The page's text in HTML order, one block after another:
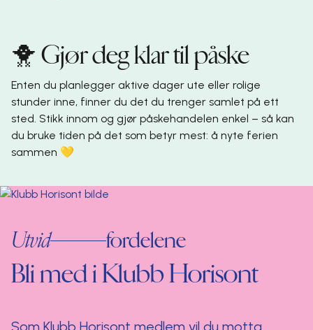
🐥 Gjør deg klar til påske
Enten du planlegger aktive dager ute eller rolige
stunder inne, finner du det du trenger samlet på ett
sted. Stikk innom og gjør påskehandelen enkel – så kan
du bruke tiden på det som betyr mest: å nyte ferien
sammen 💛
Utvid fordelene
Bli med i Klubb Horisont